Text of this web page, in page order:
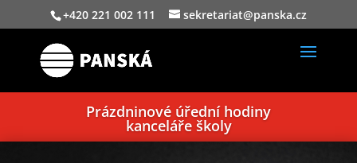
+420 221 002 111 sekretariat@panska.cz
Prázdninové úřední hodiny
kanceláře školy